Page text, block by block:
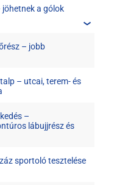
a gólok
– jobb
– utcai, terem- és
–
lábujjrész és
sportoló tesztelése